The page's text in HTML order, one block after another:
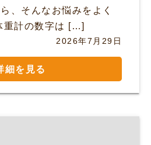
、そんなお悩みをよく
重計の数字は […]
2026年7月29日
細を見る